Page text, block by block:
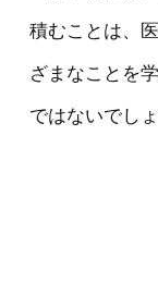
積むことは、
ざまなことを
ではないでしょ